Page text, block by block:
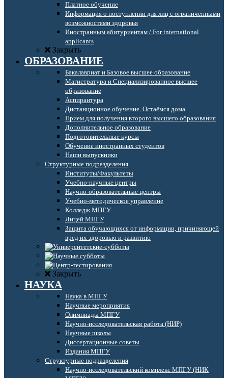
Платное обучение
Информация о поступлении для лиц с ограниченными
возможностями здоровья
Иностранным абитуриентам / For international
applicants
Закрыть
ОБРАЗОВАНИЕ
Бакалавриат и Базовое высшее образование
Магистратура и Специализированное высшее
образование
Аспирантура
Дистанционное обучение. Остаёмся дома
Прием для получения второго высшего образования
Дополнительное образование
Подготовительные курсы
Обучение иностранных студентов
Наши выпускники
Структурные подразделения
Институты/Факультеты
Учебно-научные центры
Научно-образовательные центры
Учебно-методическое управление
Колледж МПГУ
Лицей МПГУ
Защита обучающихся от информации, причиняющей
вред их здоровью и развитию
Закрыть
НАУКА
Наука в МПГУ
Научные мероприятия
Олимпиады МПГУ
Научно-исследовательская работа (НИР)
Научные школы
Диссертационные советы
Издания МПГУ
Структурные подразделения
Научно-исследовательский комплекс МПГУ (НИК